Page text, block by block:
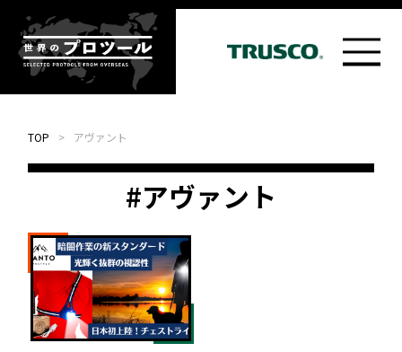
TOP > アヴァント
#アヴァント